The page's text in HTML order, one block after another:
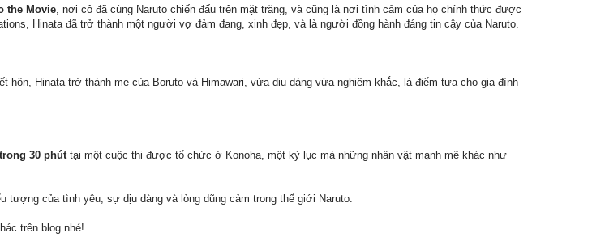
the Movie, nơi cô đã cùng Naruto chiến đấu trên mặt trăng, và cũng là nơi tình cảm của họ chính thức được
Hinata đã trở thành một người vợ đảm đang, xinh đẹp, và là người đồng hành đáng tin cậy của Naruto.
hôn, Hinata trở thành mẹ của Boruto và Himawari, vừa dịu dàng vừa nghiêm khắc, là điểm tựa cho gia đình
30 phút tại một cuộc thi được tổ chức ở Konoha, một kỷ lục mà những nhân vật mạnh mẽ khác như
tượng của tình yêu, sự dịu dàng và lòng dũng cảm trong thế giới Naruto.
trên blog nhé!